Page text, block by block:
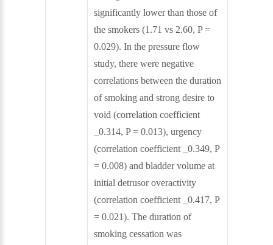
significantly lower than those of
the smokers (1.71 vs 2.60, P =
0.029). In the pressure flow
study, there were negative
correlations between the duration
of smoking and strong desire to
void (correlation coefficient
_0.314, P = 0.013), urgency
(correlation coefficient _0.349, P
= 0.008) and bladder volume at
initial detrusor overactivity
(correlation coefficient _0.417, P
= 0.021). The duration of
smoking cessation was